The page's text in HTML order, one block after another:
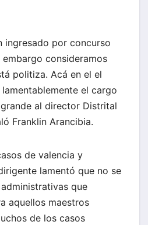
ingresado por concurso
consideramos
politiza. Acá en el el
el cargo
al director Distrital
Franklin Arancibia.
de valencia y
lamentó que no se
que
aquellos maestros
de los casos